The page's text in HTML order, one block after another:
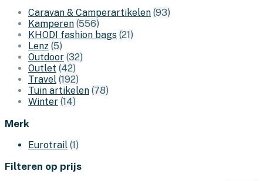
Caravan & Camperartikelen (93)
Kamperen (556)
KHODI fashion bags (21)
Lenz (5)
Outdoor (32)
Outlet (42)
Travel (192)
Tuin artikelen (78)
Winter (14)
Merk
Eurotrail (1)
Filteren op prijs